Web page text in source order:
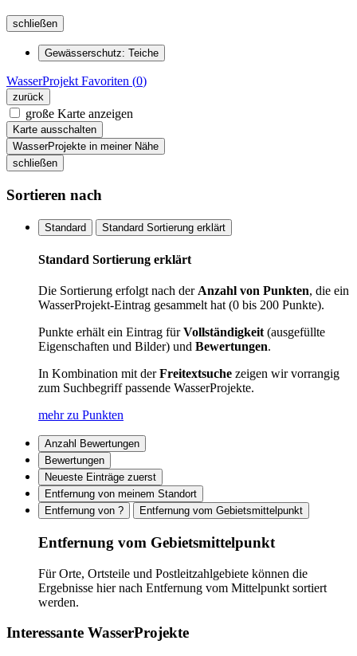
schließen
Gewässerschutz: Teiche
WasserProjekt Favoriten (0)
zurück
große Karte anzeigen
Karte ausschalten
WasserProjekte in meiner Nähe
schließen
Sortieren nach
Standard Standard Sortierung erklärt
Standard Sortierung erklärt
Die Sortierung erfolgt nach der Anzahl von Punkten, die ein
WasserProjekt-Eintrag gesammelt hat (0 bis 200 Punkte).
Punkte erhält ein Eintrag fürVollständigkeit (ausgefüllte
Eigenschaften und Bilder) und Bewertungen.
In Kombination mit derFreitextsuche zeigen wir vorrangig
zum Suchbegriff passende WasserProjekte.
mehr zu Punkten
Anzahl Bewertungen
Bewertungen
Neueste Einträge zuerst
Entfernung von meinem Standort
Entfernung von ?
Entfernung vom Gebietsmittelpunkt
Entfernung vom Gebietsmittelpunkt
Für Orte, Ortsteile und Postleitzahlgebiete können die
Ergebnisse hier nach Entfernung vom Mittelpunkt sortiert
werden.
Interessante WasserProjekte